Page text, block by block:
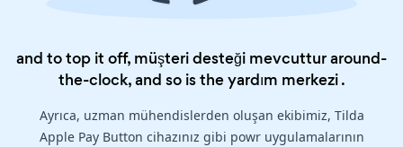
and to top it off, müşteri desteği mevcuttur around-
the-clock, and so is theyardım merkezi.
Ayrıca, uzman mühendislerden oluşan ekibimiz, Tilda
Apple Pay Button cihazınız gibi powr uygulamalarının